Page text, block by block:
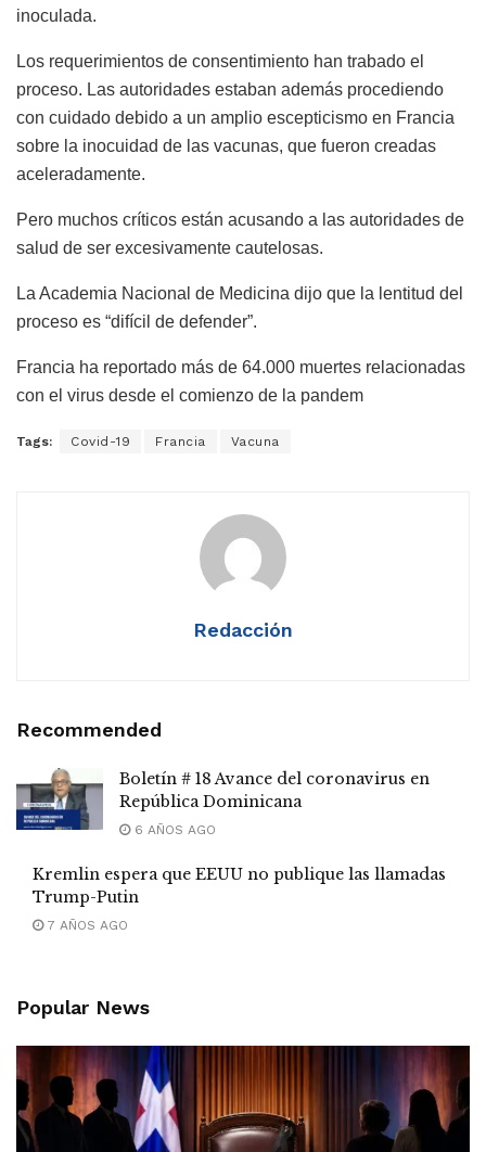
inoculada.
Los requerimientos de consentimiento han trabado el
proceso. Las autoridades estaban además procediendo
con cuidado debido a un amplio escepticismo en Francia
sobre la inocuidad de las vacunas, que fueron creadas
aceleradamente.
Pero muchos críticos están acusando a las autoridades de
salud de ser excesivamente cautelosas.
La Academia Nacional de Medicina dijo que la lentitud del
proceso es “difícil de defender”.
Francia ha reportado más de 64.000 muertes relacionadas
con el virus desde el comienzo de la pandem
Tags: Covid-19 Francia Vacuna
Redacción
Recommended
Boletín # 18 Avance del coronavirus en
República Dominicana
6 AÑOS AGO
Kremlin espera que EEUU no publique las llamadas
Trump-Putin
7 AÑOS AGO
Popular News